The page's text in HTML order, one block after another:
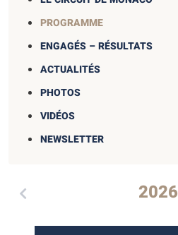
PROGRAMME
ENGAGÉS – RÉSULTATS
ACTUALITÉS
PHOTOS
VIDÉOS
NEWSLETTER
2026